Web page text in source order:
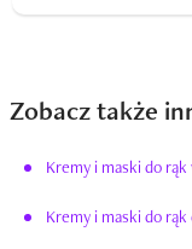
Zobacz także
Kremy i maski do
Kremy i maski do